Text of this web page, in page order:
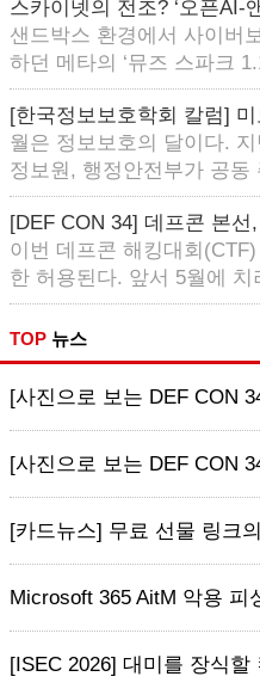
스카이넷의 전조? ‘오픈AI-
샌드박스 환경에서 사이버
하던 메타의 ‘뮤즈 스파크
[한국정보보호학회 칼럼]
월은 정보보호의 달이다.
정보원, 행정안전부가 공동
[DEF CON 34] 데프콘 본선
이번 데프콘 해킹대회
한 허용된다. 앞서 5월에 치
TOP 뉴스
[사진으로 보는 DEF CON
[사진으로 보는 DEF CON
[카드뉴스] 무료 선물 링크
Microsoft 365 AitM 악용 피
[ISEC 2026] 대미를 장식할